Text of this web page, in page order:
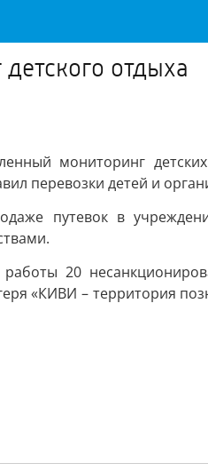
отдыха
мониторинг
перевозки детей и
путевок в
20
«КИВИ – территория